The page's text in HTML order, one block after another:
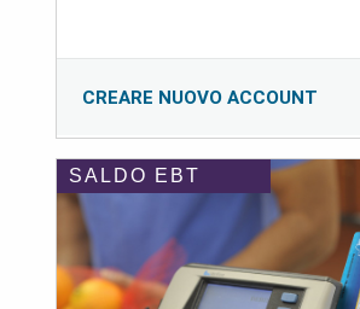
CREARE NUOVO ACCOUNT
SALDO EBT